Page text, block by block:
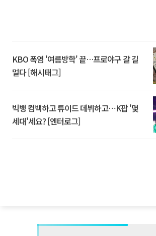
KBO 폭염 '여름방학' 끝…프로야구 갈 길
멀다 [해시태그]
빅뱅 컴백하고 튜이드 데뷔하고⋯K팝 '몇
세대'세요? [엔터로그]